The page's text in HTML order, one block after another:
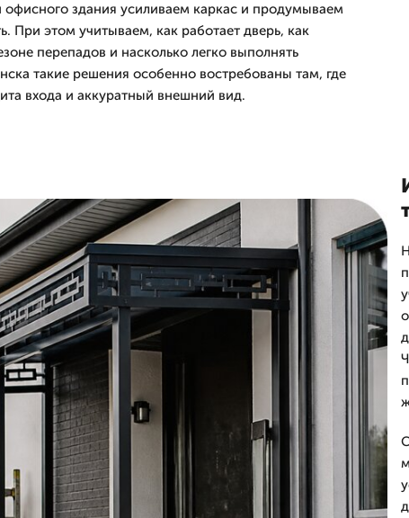
офисного здания усиливаем каркас и продумываем
При этом учитываем, как работает дверь, как
перепадов и насколько легко выполнять
такие решения особенно востребованы там, где
входа и аккуратный внешний вид.